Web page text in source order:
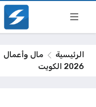
الرئيسية مال وأعمال
2026 الكويت